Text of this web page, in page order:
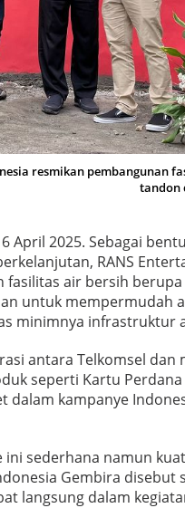
resmikan pembangunan
tandon
April 2025. Sebagai
RANS
air bersih
untuk mempermudah
minimnya infrastruktur
antara Telkomsel dan
seperti Kartu Perdana
dalam kampanye
sederhana namun
Gembira disebut
langsung dalam